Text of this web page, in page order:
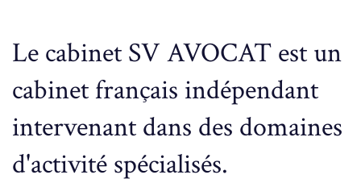
Le cabinet SV AVOCAT est un
cabinet français indépendant
intervenant dans des domaines
d'activité spécialisés.